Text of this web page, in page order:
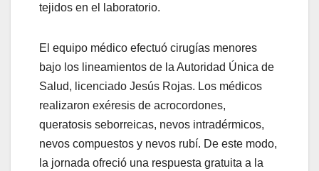
tejidos en el laboratorio.
El equipo médico efectuó cirugías menores
bajo los lineamientos de la Autoridad Única de
Salud, licenciado Jesús Rojas. Los médicos
realizaron exéresis de acrocordones,
queratosis seborreicas, nevos intradérmicos,
nevos compuestos y nevos rubí. De este modo,
la jornada ofreció una respuesta gratuita a la